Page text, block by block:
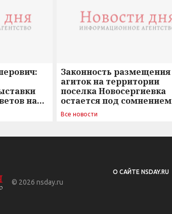
на
Законность размещения
агиток на территории
поселка Новосергиевка
остается под сомнением
Все новости
© 2026 nsday.ru
О САЙТЕ NSDAY.RU